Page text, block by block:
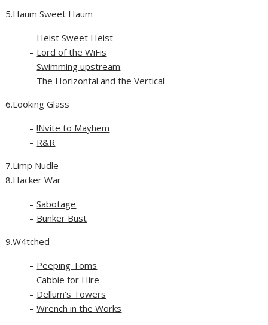
5.Haum Sweet Haum
– Heist Sweet Heist
– Lord of the WiFis
–Swimming upstream
– The Horizontal and the Vertical
6.Looking Glass
–!Nvite to Mayhem
– R&R
7.Limp Nudle
8.Hacker War
–Sabotage
– Bunker Bust
9.W4tched
– Peeping Toms
–Cabbie for Hire
– Dellum’s Towers
–Wrench in the Works